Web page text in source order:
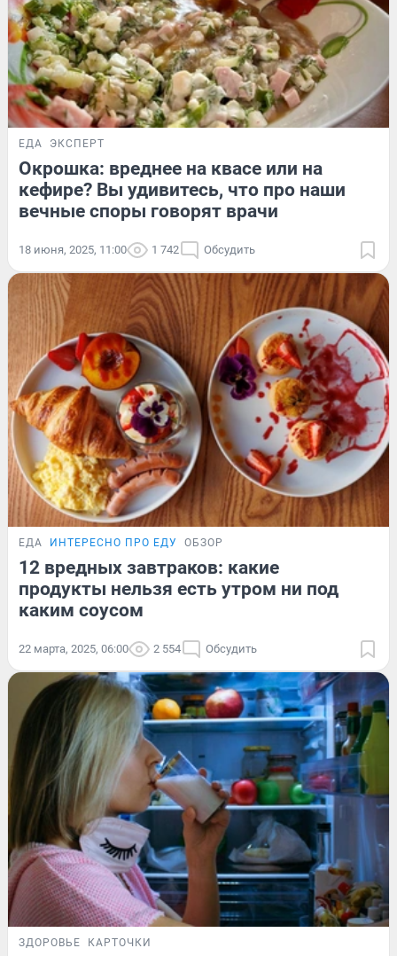
ЕДА ЭКСПЕРТ
Окрошка: вреднее на квасе или на
кефире? Вы удивитесь, что про наши
вечные споры говорят врачи
18 июня, 2025, 11:00 1 742 Обсудить
ЕДА ИНТЕРЕСНО ПРО ЕДУ ОБЗОР
12 вредных завтраков: какие
продукты нельзя есть утром ни под
каким соусом
22 марта, 2025, 06:00 2 554 Обсудить
ЗДОРОВЬЕ КАРТОЧКИ